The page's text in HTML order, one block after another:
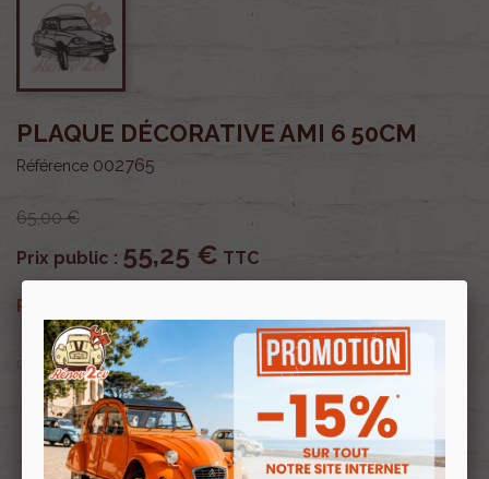
PLAQUE DÉCORATIVE AMI 6 50CM
Référence 002765
65,00 €
Prix public : 55,25 € TTC
Prix club
OU PAYER EN
Profitez de prix remisés
avec la Carte clubRenov 2cv